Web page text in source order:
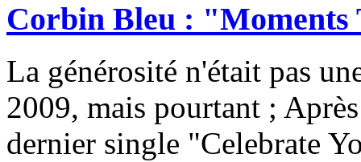
Corbin Bleu :
La générosité n'était pas
2009, mais pourtant ;
dernier single "Celebrate